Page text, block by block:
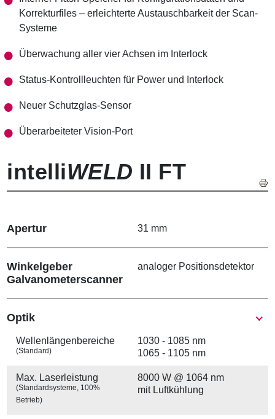
Korrekturfiles – erleichterte Austauschbarkeit der Scan-
Systeme
Überwachung aller vier Achsen im Interlock
Status-Kontrollleuchten für Power und Interlock
Neuer Schutzglas-Sensor
Überarbeiteter Vision-Port
intelliWELD II FT
Apertur 31 mm
Winkelgeber
Galvanometer­scanner
analoger Positionsdetektor
Show
Optik
Wellenlängen­bereiche
(Standard)
1030 - 1085 nm
1065 - 1105 nm
Max. Laserleistung
(Standardsysteme, 100%
Betrieb)
8000 W @ 1064 nm
mit Luftkühlung